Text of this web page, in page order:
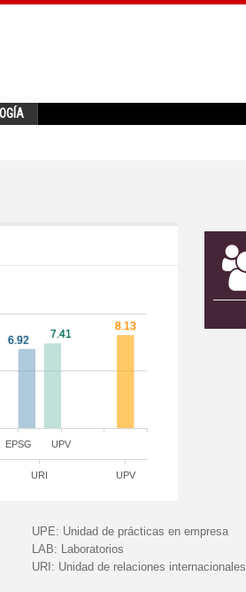
EPSG UPV
URI UPV
UPE: Unidad de prácticas en empresa
LAB: Laboratorios
URI: Unidad de relaciones internacionales